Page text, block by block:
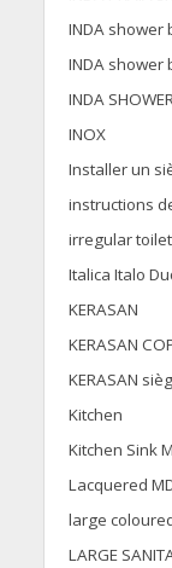
INDA shower
INDA shower
INDA
INOX
Installer un
instructions
irregular
Italica Italo
KERASAN
KERASAN
KERASAN
Kitchen
Kitchen Sink
Lacquered
large
LARGE